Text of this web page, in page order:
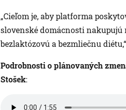
„Cieľom je, aby platforma
slovenské domácnosti nakupujú
bezlaktózovú a bezmliečnu
Podrobnosti o plánovaných
Stošek: